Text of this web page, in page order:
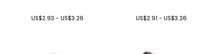
US$2.93 - US$3.26 US$2.91 - US$3.26